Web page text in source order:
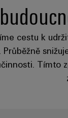
cestu k
Tímto